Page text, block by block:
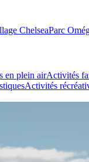
ChelseaParc
en plein airActivités
Activités